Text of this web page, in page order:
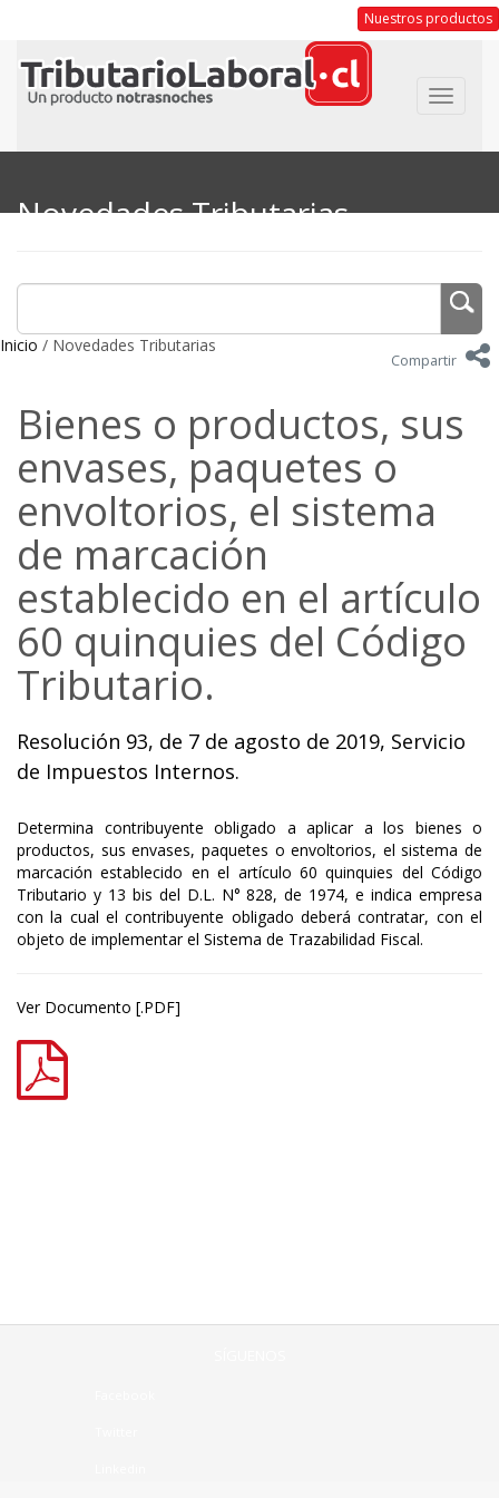
Nuestros productos
Toggle
Novedades Tributarias
Inicio / Novedades Tributarias
Compartir
Bienes o productos, sus
envases, paquetes o
envoltorios, el sistema
de marcación
establecido en el artículo
60 quinquies del Código
Tributario.
Resolución 93, de 7 de agosto de 2019, Servicio
de Impuestos Internos.
Determina contribuyente obligado a aplicar a los bienes o
productos, sus envases, paquetes o envoltorios, el sistema de
marcación establecido en el artículo 60 quinquies del Código
Tributario y 13 bis del D.L. N° 828, de 1974, e indica empresa
con la cual el contribuyente obligado deberá contratar, con el
objeto de implementar el Sistema de Trazabilidad Fiscal.
Ver Documento [.PDF]